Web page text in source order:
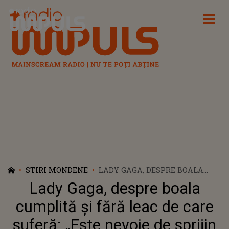
Radio Impuls
STIRI MONDENE
LADY GAGA, DESPRE BOALA
CUMPLITĂ ȘI FĂRĂ LEAC DE
CARE SUFERĂ: „ESTE NEVOIE DE
SPRIJIN PSIHOLOGIC PENTRU A
TRĂI CU EA”
Lady Gaga, despre boala
cumplită și fără leac de care
suferă: „Este nevoie de sprijin